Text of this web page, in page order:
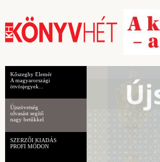
Kőszeghy Elemér
A magyarországi
ötvösjegyek...
Újszövetség
olvasást segítő
nagy betűkkel
SZERZŐI KIADÁS
PROFI MÓDON